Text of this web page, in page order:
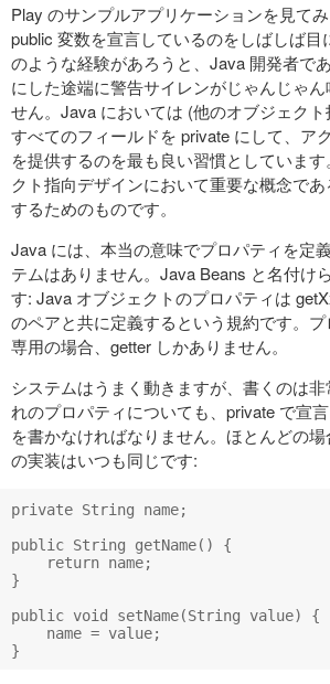
Play のサンプルアプリケーションを見て
public 変数を宣言しているのをしばしば目
のような経験があろうと、Java 開発者で
にした途端に警告サイレンがじゃんじゃ
せん。Java においては (他のオブジェク
すべてのフィールドを private にして、ア
を提供するのを最も良い習慣としていま
クト指向デザインにおいて重要な概念で
するためのものです。
Java には、本当の意味でプロパティを定
テムはありません。Java Beans と名付け
す: Java オブジェクトのプロパティは
のペアと共に定義するという規約です。
専用の場合、getter しかありません。
システムはうまく動きますが、書くのは
れのプロパティについても、private で宣
を書かなければなりません。ほとんどの
の実装はいつも同じです:
private String name;
public String getName() {
    return name;
}
public void setName(String value) {
    name = value;